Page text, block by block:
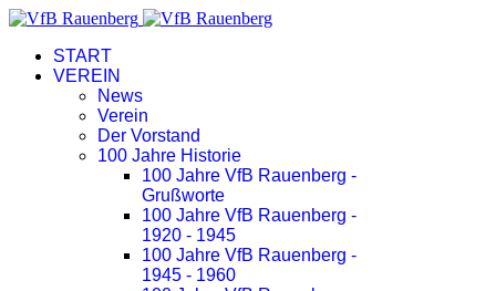
START
VEREIN
News
Verein
Der Vorstand
100 Jahre Historie
100 Jahre VfB Rauenberg -
Grußworte
100 Jahre VfB Rauenberg -
1920 - 1945
100 Jahre VfB Rauenberg -
1945 - 1960